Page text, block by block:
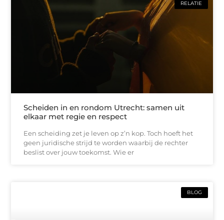
RELATIE
Scheiden in en rondom Utrecht: samen uit
elkaar met regie en respect
Een scheiding zet je leven op z’n kop. Toch hoeft het
geen juridische strijd te worden waarbij de rechter
beslist over jouw toekomst. Wie er
BLOG